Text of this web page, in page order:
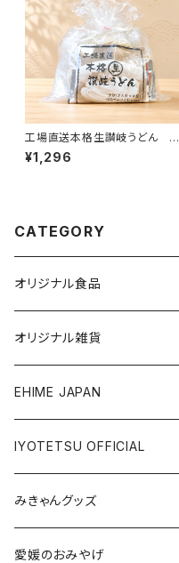
工場直送本格生讃岐うどん 10
人前
¥1,296
CATEGORY
オリジナル食品
銘菓・名産
ジュース・飲料
調味料
オリジナル雑貨
タオル・ボディケア
アパレル
ステーショナリー
トイ・小物
EHIME JAPAN
IYOTETSU OFFICIAL
坊っちゃん列車グッズ
その他伊予鉄グッズ
みきゃんグッズ
食品
愛媛のおみやげ